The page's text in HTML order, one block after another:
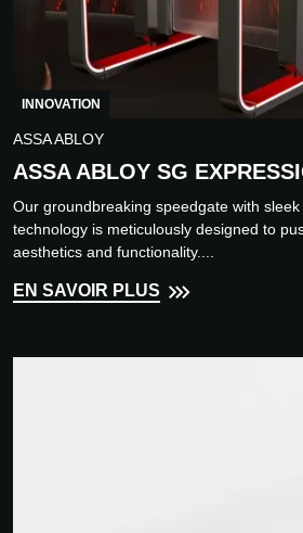
INNOVATION
ASSA ABLOY
ASSA ABLOY SG
Our groundbreaking speedgate with
technology is meticulously designed to
aesthetics and functionality....
EN SAVOIR PLUS